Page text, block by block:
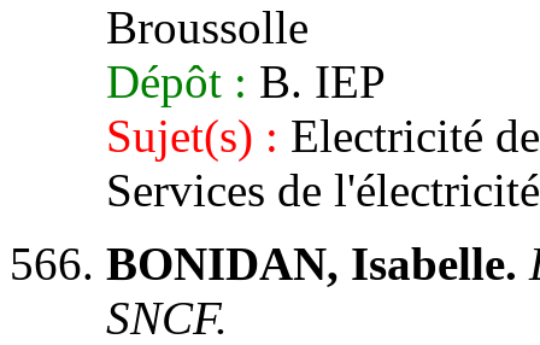
Broussolle
Dépôt : B. IEP
Sujet(s) : Electricité
Services de l'électricité
BONIDAN, Isabelle.
SNCF.